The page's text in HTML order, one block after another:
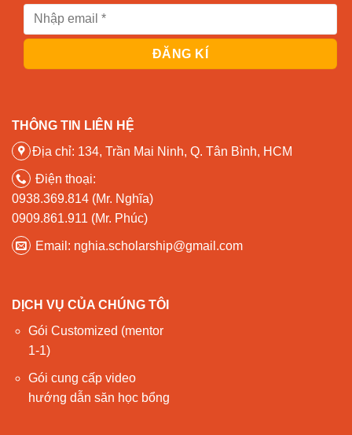
THÔNG TIN LIÊN HỆ
Địa chỉ: 134, Trần Mai Ninh, Q. Tân Bình, HCM
Điện thoại:
0938.369.814 (Mr. Nghĩa)
0909.861.911 (Mr. Phúc)
Email: nghia.scholarship@gmail.com
DỊCH VỤ CỦA CHÚNG TÔI
Gói Customized (mentor
1-1)
Gói cung cấp video
hướng dẫn săn học bổng